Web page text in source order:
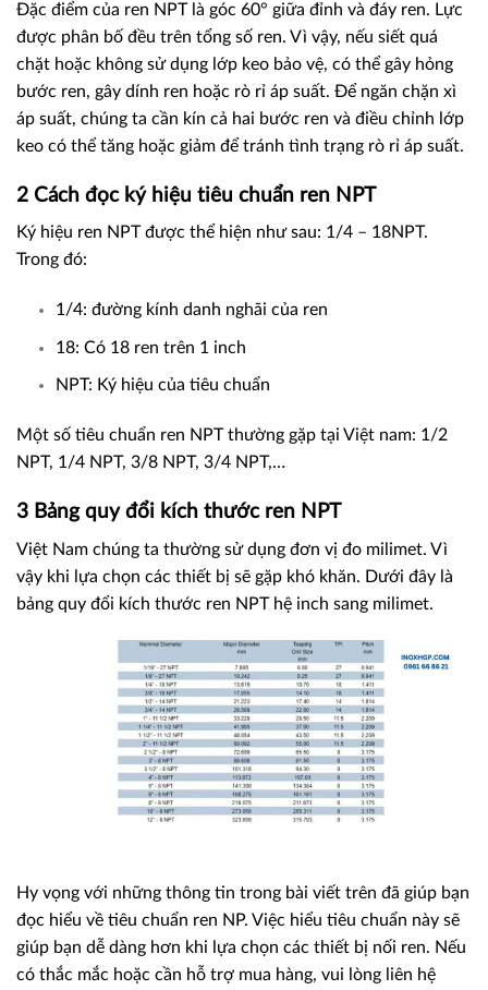
Đặc điểm của ren NPT là góc 60° giữa đỉnh và đáy ren. Lực
được phân bố đều trên tổng số ren. Vì vậy, nếu siết quá
chặt hoặc không sử dụng lớp keo bảo vệ, có thể gây hỏng
bước ren, gây dính ren hoặc rò rỉ áp suất. Để ngăn chặn xì
áp suất, chúng ta cần kín cả hai bước ren và điều chỉnh lớp
keo có thể tăng hoặc giảm để tránh tình trạng rò rỉ áp suất.
2 Cách đọc ký hiệu tiêu chuẩn ren NPT
Ký hiệu ren NPT được thể hiện như sau: 1/4 – 18NPT.
Trong đó:
1/4: đường kính danh nghãi của ren
18: Có 18 ren trên 1 inch
NPT: Ký hiệu của tiêu chuẩn
Một số tiêu chuẩn ren NPT thường gặp tại Việt nam: 1/2
NPT, 1/4 NPT, 3/8 NPT, 3/4 NPT,…
3 Bảng quy đổi kích thước ren NPT
Việt Nam chúng ta thường sử dụng đơn vị đo milimet. Vì
vậy khi lựa chọn các thiết bị sẽ gặp khó khăn. Dưới đây là
bảng quy đổi kích thước ren NPT hệ inch sang milimet.
Hy vọng với những thông tin trong bài viết trên đã giúp bạn
đọc hiểu về tiêu chuẩn ren NP. Việc hiểu tiêu chuẩn này sẽ
giúp bạn dễ dàng hơn khi lựa chọn các thiết bị nối ren. Nếu
có thắc mắc hoặc cần hỗ trợ mua hàng, vui lòng liên hệ